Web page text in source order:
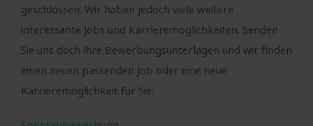
geschlossen. Wir haben jedoch viele weitere
interessante Jobs und Karrieremöglichkeiten. Senden
Sie uns doch ihre Bewerbungsunterlagen und wir finden
einen neuen passenden Job oder eine neue
Karrieremöglichkeit für Sie.